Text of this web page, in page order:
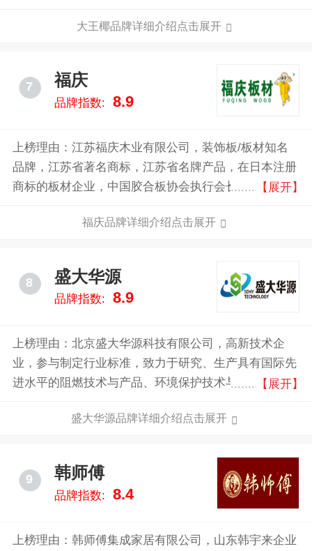
大王椰品牌详细介绍点击展开
7 福庆
品牌指数: 8.9
上榜理由：江苏福庆木业有限公司，装饰板/板材知名
品牌，江苏省著名商标，江苏省名牌产品，在日本注册
商标的板材企业，中国胶合板协会执行会长单位，中国
【展开】
福庆品牌详细介绍点击展开
8 盛大华源
品牌指数: 8.9
上榜理由：北京盛大华源科技有限公司，高新技术企
业，参与制定行业标准，致力于研究、生产具有国际先
进水平的阻燃技术与产品、环境保护技术与产品，集研
【展开】
盛大华源品牌详细介绍点击展开
9 韩师傅
品牌指数: 8.4
上榜理由：韩师傅集成家居有限公司，山东韩宇来企业